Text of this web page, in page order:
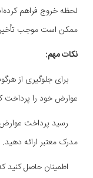
لحظه خروج فراهم
ممکن است موجب تأخیر
نکات مهم:
برای جلوگیری از
عوارض خود را پرداخت
رسید پرداخت عوارض
مدرک معتبر ارائه دهید.
اطمینان حاصل کنید